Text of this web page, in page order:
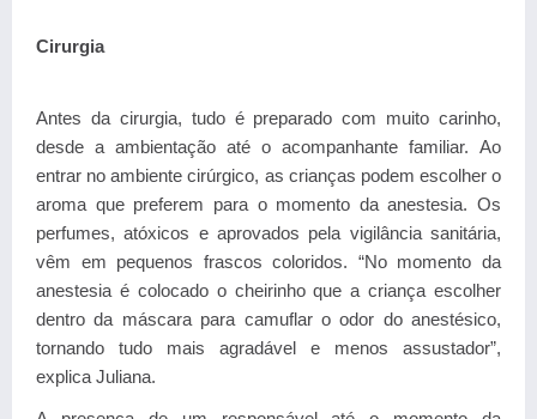
Cirurgia
Antes da cirurgia, tudo é preparado com muito carinho,
desde a ambientação até o acompanhante familiar. Ao
entrar no ambiente cirúrgico, as crianças podem escolher o
aroma que preferem para o momento da anestesia. Os
perfumes, atóxicos e aprovados pela vigilância sanitária,
vêm em pequenos frascos coloridos. “No momento da
anestesia é colocado o cheirinho que a criança escolher
dentro da máscara para camuflar o odor do anestésico,
tornando tudo mais agradável e menos assustador”,
explica Juliana.